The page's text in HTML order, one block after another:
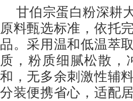
甘伯宗蛋白粉深耕
原料甄选标准，依托
品。采用温和低温萃
质，粉质细腻松散，
和，无多余刺激性辅
分装便携省心，适配